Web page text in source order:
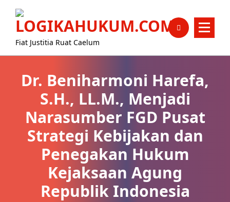
Fiat Justitia Ruat Caelum
Dr. Beniharmoni Harefa,
S.H., LL.M., Menjadi
Narasumber FGD Pusat
Strategi Kebijakan dan
Penegakan Hukum
Kejaksaan Agung
Republik Indonesia